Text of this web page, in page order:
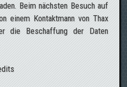
Beim nächsten Besuch auf
einem Kontaktmann von Thax
die Beschaffung der Daten